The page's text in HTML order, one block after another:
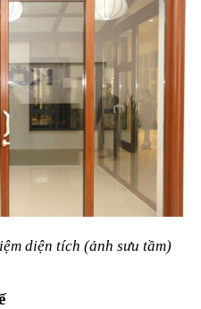
diện tích (ảnh sưu tầm)